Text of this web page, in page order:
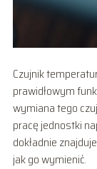
Czujnik
prawidłowym
wymiana tego
pracę jednostki
dokładnie
jak go wymienić.